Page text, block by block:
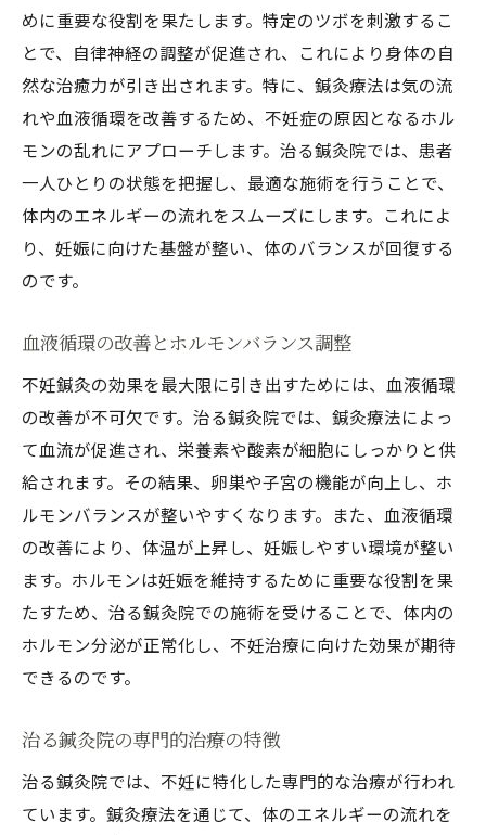
ング
自然な形でのホルモンバランスの調整
心と体の総合的な癒し
安心して通える環境とサービス
不妊鍼灸で治る鍼灸院が提供する専門的なサポ
個別に設計された鍼灸プラン
栄養指導と生活習慣の改善アドバイス
心理的サポートとカウンセリング
治療進捗の定期的なチェック
治る鍼灸院の不妊鍼灸で妊娠を促進するポイン
ト
適切なツボへの施術とその効果
体内環境の整備と妊娠しやすい体作り
鍼灸療法と西洋医学の併用
治療の継続と定期的な見直し
鍼灸によるストレス軽減とホルモン安定
不妊にお悩みの方必見治る鍼灸院での鍼灸効果
鍼灸治療の経過とその成果
実際の治療事例と患者の声
めに重要な役割を果たします。特定のツボを刺激するこ
とで、自律神経の調整が促進され、これにより身体の自
然な治癒力が引き出されます。特に、鍼灸療法は気の流
れや血液循環を改善するため、不妊症の原因となるホル
モンの乱れにアプローチします。治る鍼灸院では、患者
一人ひとりの状態を把握し、最適な施術を行うことで、
体内のエネルギーの流れをスムーズにします。これによ
り、妊娠に向けた基盤が整い、体のバランスが回復する
のです。
血液循環の改善とホルモンバランス調整
不妊鍼灸の効果を最大限に引き出すためには、血液循環
の改善が不可欠です。治る鍼灸院では、鍼灸療法によっ
て血流が促進され、栄養素や酸素が細胞にしっかりと供
給されます。その結果、卵巣や子宮の機能が向上し、ホ
ルモンバランスが整いやすくなります。また、血液循環
の改善により、体温が上昇し、妊娠しやすい環境が整い
ます。ホルモンは妊娠を維持するために重要な役割を果
たすため、治る鍼灸院での施術を受けることで、体内の
ホルモン分泌が正常化し、不妊治療に向けた効果が期待
できるのです。
治る鍼灸院の専門的治療の特徴
治る鍼灸院では、不妊に特化した専門的な治療が行われ
ています。鍼灸療法を通じて、体のエネルギーの流れを